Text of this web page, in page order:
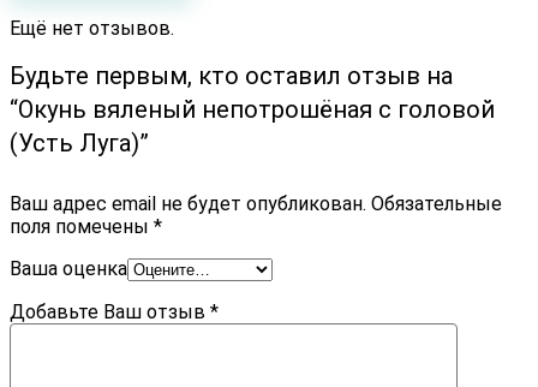
Ещё нет отзывов.
Будьте первым, кто оставил отзыв на
“Окунь вяленый непотрошёная с головой
(Усть Луга)”
Ваш адрес email не будет опубликован. Обязательные
поля помечены *
Ваша оценка
Добавьте Ваш отзыв *